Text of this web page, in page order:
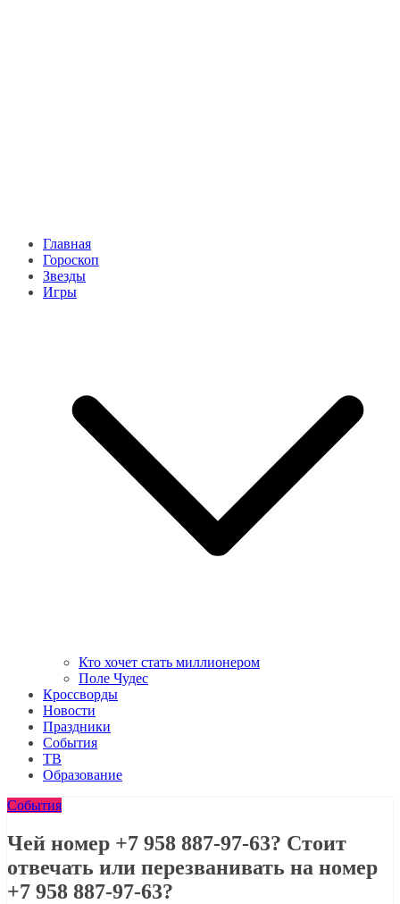
Главная
Гороскоп
Звезды
Игры
Кто хочет стать миллионером
Поле Чудес
Кроссворды
Новости
Праздники
События
ТВ
Образование
События
Чей номер +7 958 887-97-63? Стоит
отвечать или перезванивать на номер
+7 958 887-97-63?